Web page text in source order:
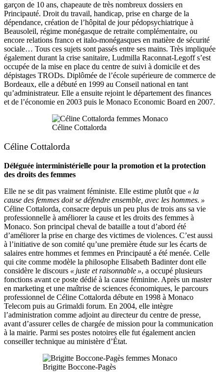
garçon de 10 ans, chapeaute de très nombreux dossiers en
Principauté. Droit du travail, handicap, prise en charge de la
dépendance, création de l’hôpital de jour pédopsychiatrique à
Beausoleil, régime monégasque de retraite complémentaire, ou
encore relations franco et italo-monégasques en matière de sécurité
sociale… Tous ces sujets sont passés entre ses mains. Très impliquée
également durant la crise sanitaire, Ludmilla Raconnat-Legoff s’est
occupée de la mise en place du centre de suivi à domicile et des
dépistages TRODs. Diplômée de l’école supérieure de commerce de
Bordeaux, elle a débuté en 1999 au Conseil national en tant
qu’administrateur. Elle a ensuite rejoint le département des finances
et de l’économie en 2003 puis le Monaco Economic Board en 2007.
Céline Cottalorda
Céline Cottalorda
Déléguée interministérielle pour la promotion et la protection
des droits des femmes
Elle ne se dit pas vraiment féministe. Elle estime plutôt que « la
cause des femmes doit se défendre ensemble, avec les hommes. »
Céline Cottalorda, consacre depuis un peu plus de trois ans sa vie
professionnelle à améliorer la cause et les droits des femmes à
Monaco. Son principal cheval de bataille a tout d’abord été
d’améliorer la prise en charge des victimes de violences. C’est aussi
à l’initiative de son comité qu’une première étude sur les écarts de
salaires entre hommes et femmes en Principauté a été menée. Celle
qui cite comme modèle la philosophe Elisabeth Badinter dont elle
considère le discours « juste et raisonnable », a occupé plusieurs
fonctions avant ce poste dédié à la cause féminine. Après un master
en marketing et une maîtrise de sciences économiques, le parcours
professionnel de Céline Cottalorda débute en 1998 à Monaco
Telecom puis au Grimaldi forum. En 2004, elle intègre
l’administration comme adjoint au directeur du centre de presse,
avant d’assurer celles de chargée de mission pour la communication
à la mairie. Parmi ses postes notoires elle fut également ancien
conseiller technique au ministère d’État.
Brigitte Boccone-Pagès